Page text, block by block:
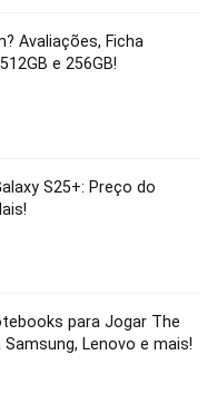
Avaliações, Ficha
e 256GB!
S25+: Preço do
para Jogar The
Lenovo e mais!